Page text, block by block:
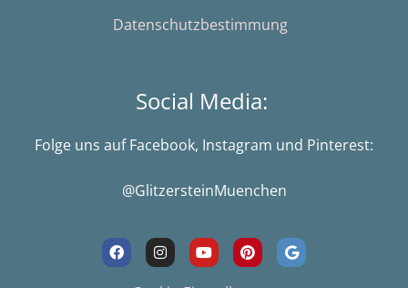
Datenschutzbestimmung
Social Media:
Folge uns auf Facebook, Instagram und Pinterest:
@GlitzersteinMuenchen
F
a
c
I
n
s
Y
o
u
P
i
n
G
o
o